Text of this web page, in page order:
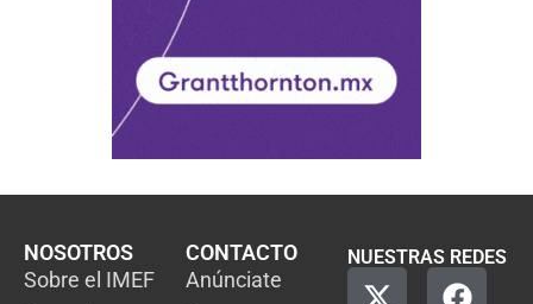
NOSOTROS
Sobre el IMEF
CONTACTO
Anúnciate
NUESTRAS REDES